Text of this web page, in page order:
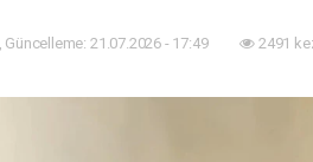
Güncelleme: 21.07.2026 - 17:49 2491